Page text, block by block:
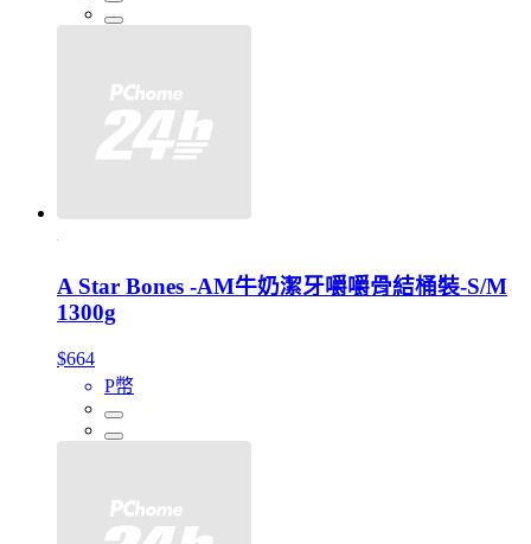
A Star Bones -AM牛奶潔牙嚼嚼骨結桶裝-S/M
1300g
$664
P幣